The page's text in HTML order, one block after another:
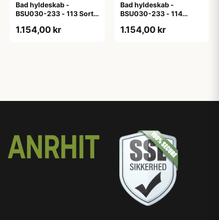
Bad hyldeskab -
BSU030-233 - 113 Sort
1.154,00 kr
Bad hyldeskab -
BSU030-233 - 114
m/eg ABS-kant
1.154,00 kr